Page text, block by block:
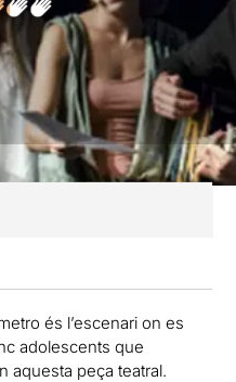
és l’escenari on es
adolescents que
aquesta peça teatral.